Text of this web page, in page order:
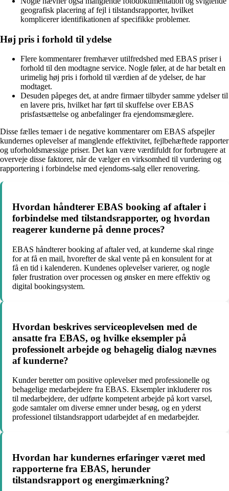
geografisk placering af fejl i tilstandsrapporter, hvilket
komplicerer identifikationen af specifikke problemer.
Høj pris i forhold til ydelse
Flere kommentarer fremhæver utilfredshed med EBAS priser i
forhold til den modtagne service. Nogle føler, at de har betalt en
urimelig høj pris i forhold til værdien af de ydelser, de har
modtaget.
Desuden påpeges det, at andre firmaer tilbyder samme ydelser til
en lavere pris, hvilket har ført til skuffelse over EBAS
prisfastsættelse og anbefalinger fra ejendomsmæglere.
Disse fælles temaer i de negative kommentarer om EBAS afspejler
kundernes oplevelser af manglende effektivitet, fejlbehæftede rapporter
og uforholdsmæssige priser. Det kan være værdifuldt for forbrugere at
overveje disse faktorer, når de vælger en virksomhed til vurdering og
rapportering i forbindelse med ejendoms-salg eller renovering.
Hvordan håndterer EBAS booking af aftaler i
forbindelse med tilstandsrapporter, og hvordan
reagerer kunderne på denne proces?
EBAS håndterer booking af aftaler ved, at kunderne skal ringe
for at få en mail, hvorefter de skal vente på en konsulent for at
få en tid i kalenderen. Kundenes oplevelser varierer, og nogle
føler frustration over processen og ønsker en mere effektiv og
digital bookingsystem.
Hvordan beskrives serviceoplevelsen med de
ansatte fra EBAS, og hvilke eksempler på
professionelt arbejde og behagelig dialog nævnes
af kunderne?
Kunder beretter om positive oplevelser med professionelle og
behagelige medarbejdere fra EBAS. Eksempler inkluderer ros
til medarbejdere, der udførte kompetent arbejde på kort varsel,
gode samtaler om diverse emner under besøg, og en yderst
professionel tilstandsrapport udarbejdet af en medarbejder.
Hvordan har kundernes erfaringer været med
rapporterne fra EBAS, herunder
tilstandsrapport og energimærkning?